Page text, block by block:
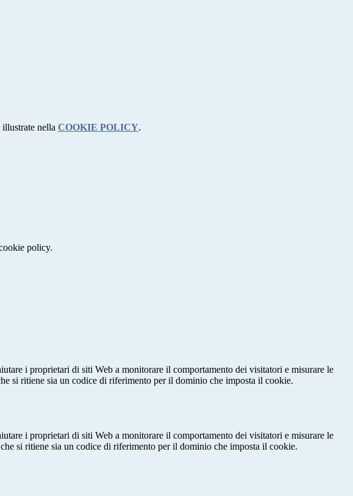
nella COOKIE POLICY.
policy.
i proprietari di siti Web a monitorare il comportamento dei visitatori e misurare le
si ritiene sia un codice di riferimento per il dominio che imposta il cookie.
i proprietari di siti Web a monitorare il comportamento dei visitatori e misurare le
si ritiene sia un codice di riferimento per il dominio che imposta il cookie.